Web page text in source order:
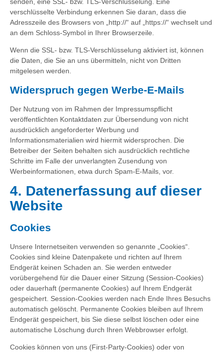
verschlüsselte Verbindung erkennen Sie daran, dass die
Adresszeile des Browsers von „http://“ auf „https://“ wechselt und
an dem Schloss-Symbol in Ihrer Browserzeile.
Wenn die SSL- bzw. TLS-Verschlüsselung aktiviert ist, können
die Daten, die Sie an uns übermitteln, nicht von Dritten
mitgelesen werden.
Widerspruch gegen Werbe-E-Mails
Der Nutzung von im Rahmen der Impressumspflicht
veröffentlichten Kontaktdaten zur Übersendung von nicht
ausdrücklich angeforderter Werbung und
Informationsmaterialien wird hiermit widersprochen. Die
Betreiber der Seiten behalten sich ausdrücklich rechtliche
Schritte im Falle der unverlangten Zusendung von
Werbeinformationen, etwa durch Spam-E-Mails, vor.
4. Datenerfassung auf dieser
Website
Cookies
Unsere Internetseiten verwenden so genannte „Cookies“.
Cookies sind kleine Datenpakete und richten auf Ihrem
Endgerät keinen Schaden an. Sie werden entweder
vorübergehend für die Dauer einer Sitzung (Session-Cookies)
oder dauerhaft (permanente Cookies) auf Ihrem Endgerät
gespeichert. Session-Cookies werden nach Ende Ihres Besuchs
automatisch gelöscht. Permanente Cookies bleiben auf Ihrem
Endgerät gespeichert, bis Sie diese selbst löschen oder eine
automatische Löschung durch Ihren Webbrowser erfolgt.
Cookies können von uns (First-Party-Cookies) oder von